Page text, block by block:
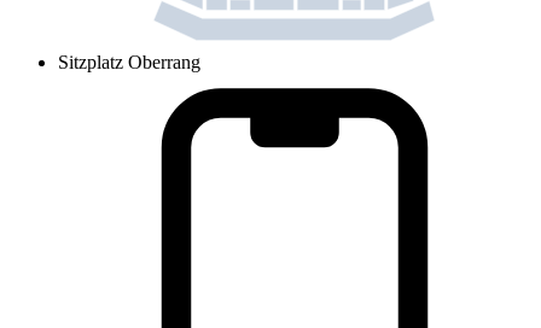
Sitzplatz Oberrang